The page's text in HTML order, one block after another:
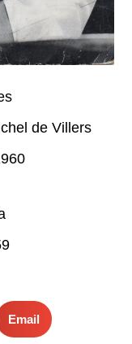
de Villers
Email